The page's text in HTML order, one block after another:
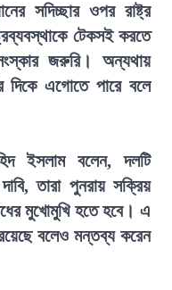
সদিচ্ছার ওপর রাষ্ট্র
টেকসই করতে
জরুরি। অন্যথায়
দিকে এগোতে পারে বলে
ইসলাম বলেন, দলটি
তারা পুনরায় সক্রিয়
মুখোমুখি হতে হবে। এ
বলেও মন্তব্য করেন